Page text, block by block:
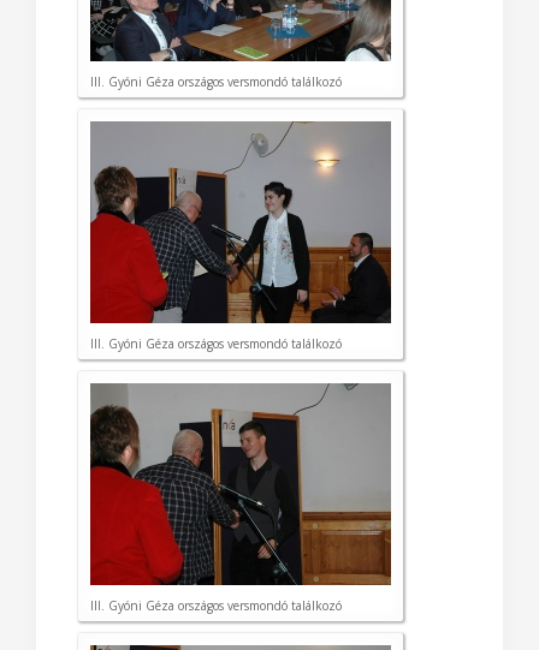
III. Gyóni Géza országos versmondó találkozó
III. Gyóni Géza országos versmondó találkozó
III. Gyóni Géza országos versmondó találkozó